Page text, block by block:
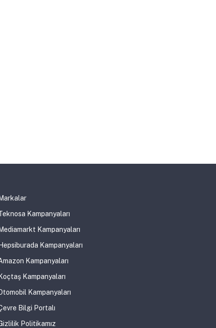
Kampanyaları
Kampanyaları
Kampanyaları
Kampanyaları
Kampanyaları
Kampanyaları
Bilgi Portalı
Politikamız